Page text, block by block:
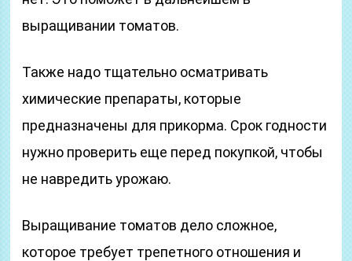
выращивании томатов.
Также надо тщательно осматривать
химические препараты, которые
предназначены для прикорма. Срок годности
нужно проверить еще перед покупкой, чтобы
не навредить урожаю.
Выращивание томатов дело сложное,
которое требует трепетного отношения и